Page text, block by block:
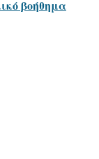
βοήθημα